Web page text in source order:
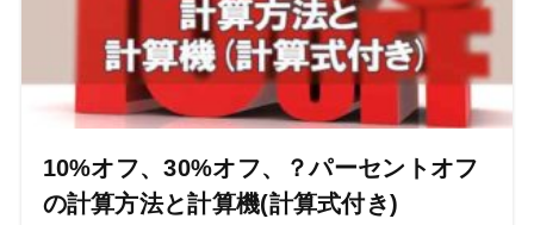
10%オフ、30%オフ、？パーセントオフ
の計算方法と計算機(計算式付き)